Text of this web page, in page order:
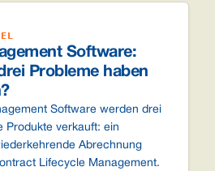
Software:
Probleme haben
Software werden drei
Produkte verkauft: ein
Abrechnung
Lifecycle Management.